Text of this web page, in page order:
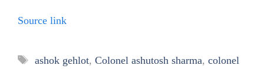
Source link
Tags
ashok gehlot, Colonel ashutosh sharma, colonel